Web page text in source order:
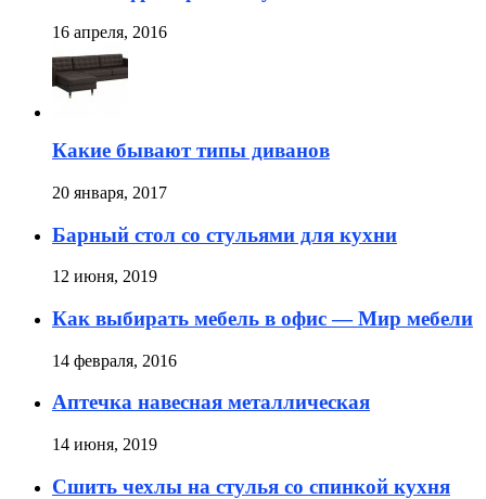
16 апреля, 2016
Какие бывают типы диванов
20 января, 2017
Барный стол со стульями для кухни
12 июня, 2019
Как выбирать мебель в офис — Мир мебели
14 февраля, 2016
Аптечка навесная металлическая
14 июня, 2019
Сшить чехлы на стулья со спинкой кухня